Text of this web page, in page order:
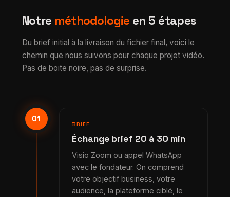
Notre méthodologie en 5 étapes
Du brief initial à la livraison du fichier final, voici le
chemin que nous suivons pour chaque projet vidéo.
Pas de boite noire, pas de surprise.
01
BRIEF
Échange brief 20 à 30 min
Visio Zoom ou appel WhatsApp
avec le fondateur. On comprend
votre objectif business, votre
audience, la plateforme ciblé, le